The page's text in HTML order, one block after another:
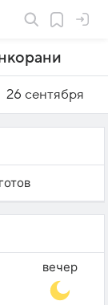
26 сентября
вечер